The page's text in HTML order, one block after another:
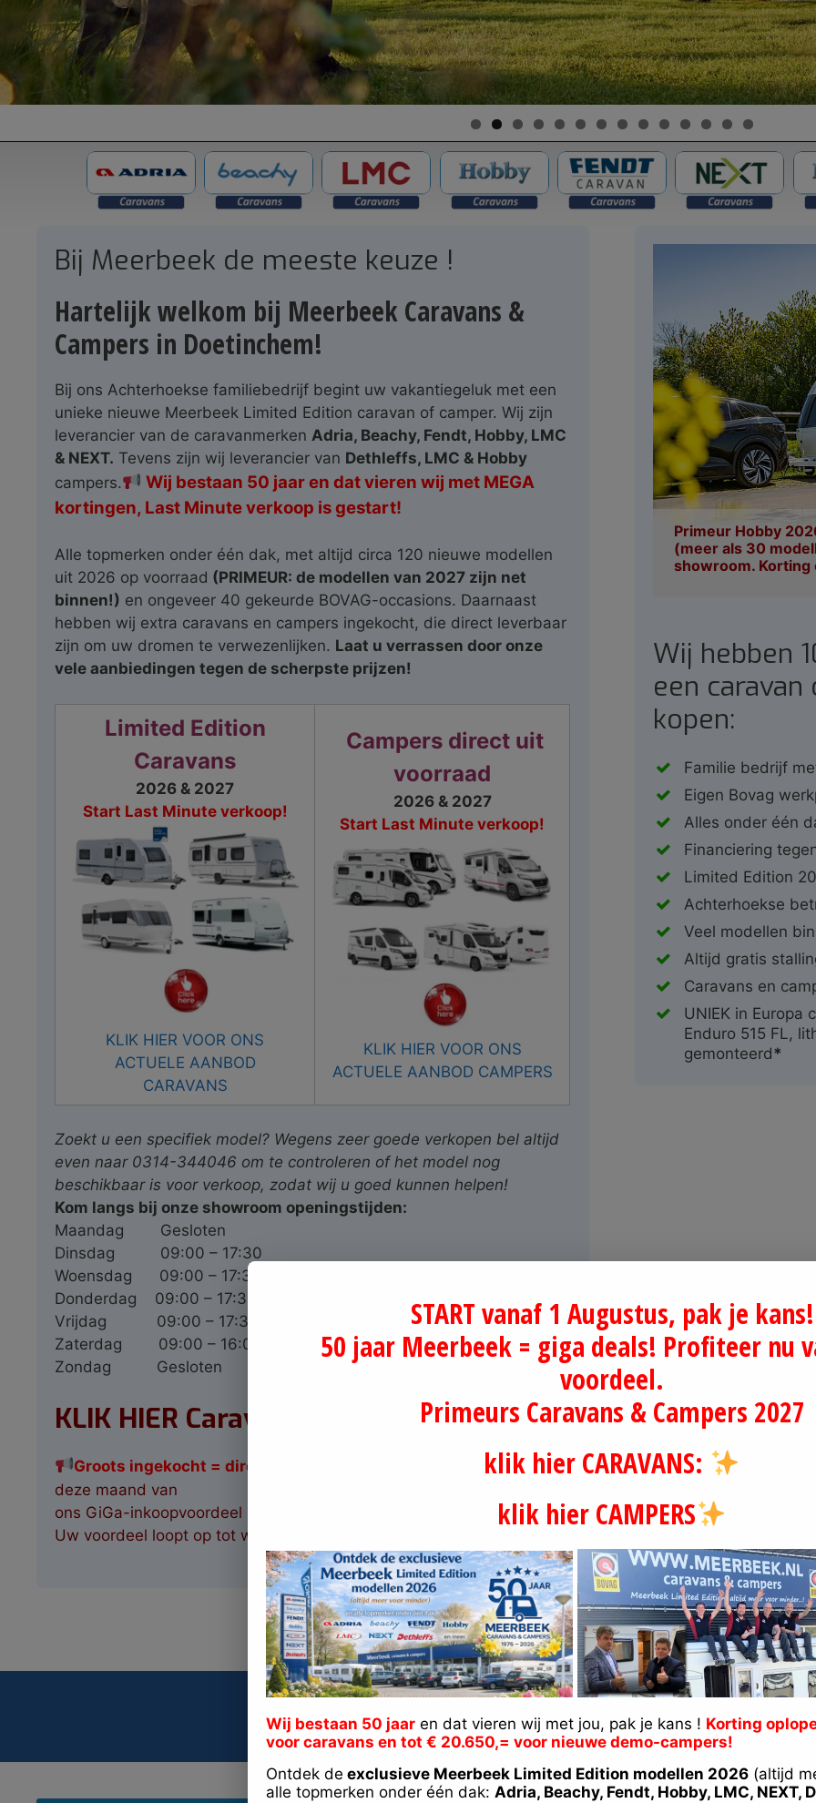
Bij Meerbeek de meeste keuze !
Hartelijk welkom bij Meerbeek Caravans &
Campers in Doetinchem!
Bij ons Achterhoekse familiebedrijf begint uw vakantiegeluk met een
unieke nieuwe Meerbeek Limited Edition caravan of camper. Wij zijn
leverancier van de caravanmerken Adria, Beachy, Fendt, Hobby, LMC
& NEXT. Tevens zijn wij leverancier van Dethleffs, LMC & Hobby
campers.
Wij bestaan 50 jaar en dat vieren wij met MEGA
kortingen, Last Minute verkoop is gestart!
Alle topmerken onder één dak, met altijd circa 120 nieuwe modellen
uit 2026 op voorraad (PRIMEUR: de modellen van 2027 zijn net
binnen!) en ongeveer 40 gekeurde BOVAG-occasions. Daarnaast
hebben wij extra caravans en campers ingekocht, die direct leverbaar
zijn om uw dromen te verwezenlijken. Laat u verrassen door onze
vele aanbiedingen tegen de scherpste prijzen!
Limited Edition
Caravans
2026 & 2027
Start Last Minute verkoop!
KLIK HIER VOOR ONS
ACTUELE AANBOD
CARAVANS
Campers direct uit
voorraad
2026 & 2027
Start Last Minute verkoop!
KLIK HIER VOOR ONS
ACTUELE AANBOD CAMPERS
Zoekt u een specifiek model? Wegens zeer goede verkopen bel altijd
even naar 0314-344046 om te controleren of het model nog
beschikbaar is voor verkoop, zodat wij u goed kunnen helpen!
Kom langs bij onze showroom openingstijden:
Maandag Gesloten
Dinsdag 09:00 – 17:30
Woensdag 09:00 – 17:30
Donderdag 09:00 – 17:30
Vrijdag 09:00 – 17:30
Zaterdag 09:00 – 16:00
Zondag Gesloten
KLIK HIER Caravan & Camper Show.
Groots ingekocht = direct rijden én profiteren!
Profiteer alleen
deze maand van
ons GiGa-inkoopvoordeel op buscampers en halfintegraal campers.
Uw voordeel loopt op tot wel € 25.000,-!
Primeur Hobby
(meer als 30
showroom.
Wij hebben
een
kopen:
Familie bedrijf
Eigen Bovag
Alles onder één
Financiering
Limited Edition
Achterhoekse
Veel modellen
Altijd gratis
Caravans en
UNIEK in Europa
Enduro 515 FL,
gemonteerd*
Meerbeek is gecertificeerd BOVAG, AMTeK, AVECO en
Ons actuele aanbod caravans &
START vanaf 1 Augustus, pak je kans!
50 jaar Meerbeek = giga deals! Profiteer nu
voordeel.
Primeurs Caravans & Campers 2027
klik hier CARAVANS:
klik hier CAMPERS
Wij bestaan 50 jaar en dat vieren wij met jou, pak je kans ! Korting
voor caravans en tot € 20.650,= voor nieuwe demo-campers!
Ontdek de exclusieve Meerbeek Limited Edition modellen 2026 (altijd
alle topmerken onder één dak: Adria, Beachy, Fendt, Hobby, LMC, NEXT,